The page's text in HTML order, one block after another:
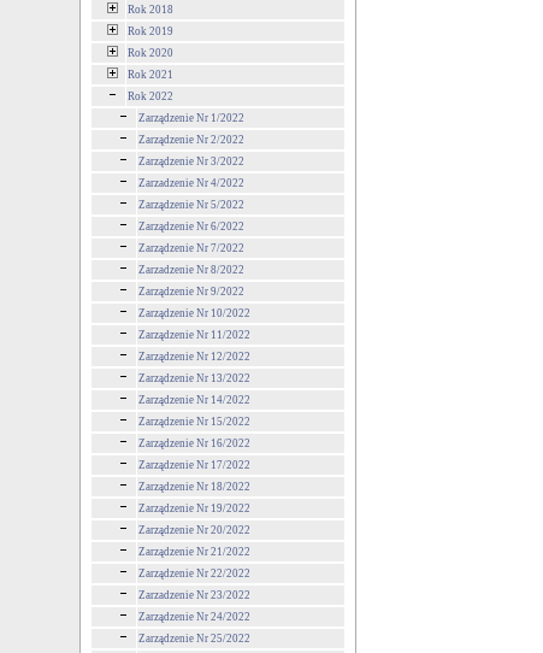
Rok 2018
Rok 2019
Rok 2020
Rok 2021
Rok 2022
Zarządzenie Nr 1/2022
Zarządzenie Nr 2/2022
Zarządzenie Nr 3/2022
Zarzadzenie Nr 4/2022
Zarządzenie Nr 5/2022
Zarządzenie Nr 6/2022
Zarządzenie Nr 7/2022
Zarzadzenie Nr 8/2022
Zarządzenie Nr 9/2022
Zarządzenie Nr 10/2022
Zarządzenie Nr 11/2022
Zarządzenie Nr 12/2022
Zarządzenie Nr 13/2022
Zarządzenie Nr 14/2022
Zarządzenie Nr 15/2022
Zarządzenie Nr 16/2022
Zarządzenie Nr 17/2022
Zarządzenie Nr 18/2022
Zarządzenie Nr 19/2022
Zarządzenie Nr 20/2022
Zarządzenie Nr 21/2022
Zarządzenie Nr 22/2022
Zarzadzenie Nr 23/2022
Zarządzenie Nr 24/2022
Zarządzenie Nr 25/2022